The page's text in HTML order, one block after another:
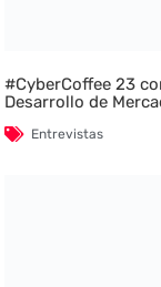
#CyberCoffee 23
Desarrollo de
Entrevistas